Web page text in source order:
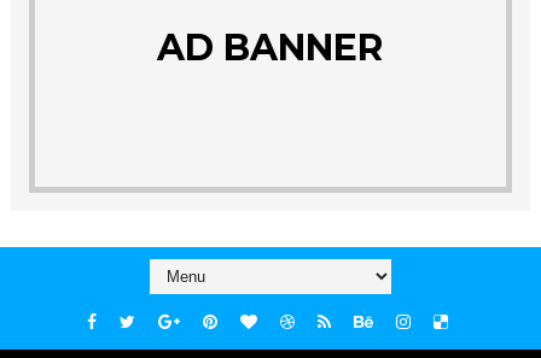
AD BANNER